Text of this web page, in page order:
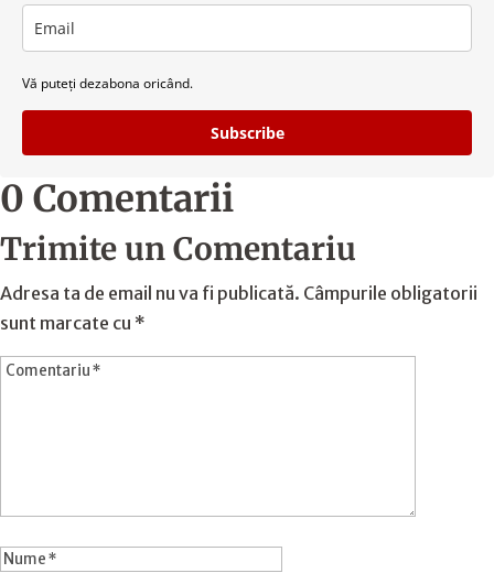
Vă puteți dezabona oricând.
Subscribe
0 Comentarii
Trimite un Comentariu
Adresa ta de email nu va fi publicată. Câmpurile obligatorii
sunt marcate cu *